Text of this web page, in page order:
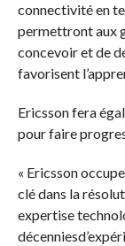
connectivité en
permettront aux
concevoir et de
favorisent
Ericsson fera
pour faire
« Ericsson
clé dans la
expertise